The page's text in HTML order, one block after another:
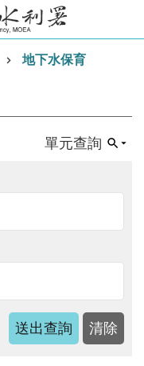
地下水保育
單元查詢